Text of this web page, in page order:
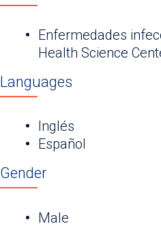
Enfermedades
Health Science
Languages
Inglés
Español
Gender
Male